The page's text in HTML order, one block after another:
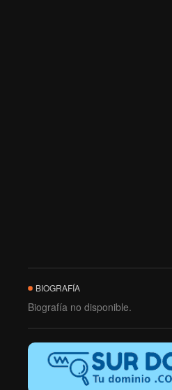
BIOGRAFÍA
Biografía no disponible.